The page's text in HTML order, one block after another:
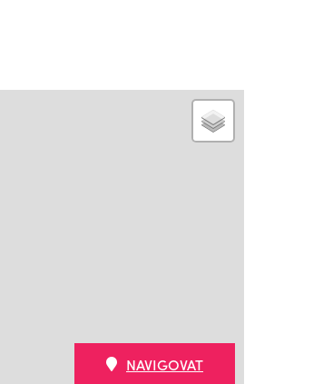
NAVIGOVAT